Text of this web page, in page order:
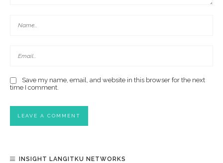
Save my name, email, and website in this browser for the next
time I comment.
INSIGHT LANGITKU NETWORKS